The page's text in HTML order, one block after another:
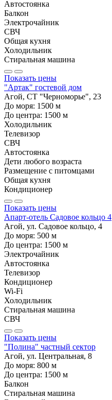
Автостоянка
Балкон
Электрочайник
СВЧ
Общая кухня
Холодильник
Стиральная машина
Показать цены
"Артак" гостевой дом
Агой, СТ "Черноморье", 23
До моря: 1500 м
До центра: 1500 м
Холодильник
Телевизор
СВЧ
Автостоянка
Дети любого возраста
Размещение с питомцами
Общая кухня
Кондиционер
Показать цены
Апарт-отель Садовое кольцо 4
Агой, ул. Садовое кольцо, 4
До моря: 500 м
До центра: 1500 м
Электрочайник
Автостоянка
Телевизор
Кондиционер
Wi-Fi
Холодильник
Стиральная машина
СВЧ
Показать цены
"Полина" частный сектор
Агой, ул. Центральная, 8
До моря: 800 м
До центра: 1500 м
Балкон
Стиральная машина